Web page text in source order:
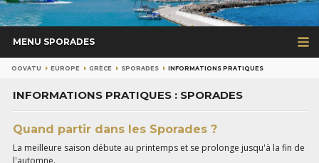
MENU SPORADES
OOVATU EUROPE GRÈCE SPORADES INFORMATIONS PRATIQUES
INFORMATIONS PRATIQUES : SPORADES
Quand partir dans les Sporades ?
La meilleure saison débute au printemps et se prolonge jusqu'à la fin de